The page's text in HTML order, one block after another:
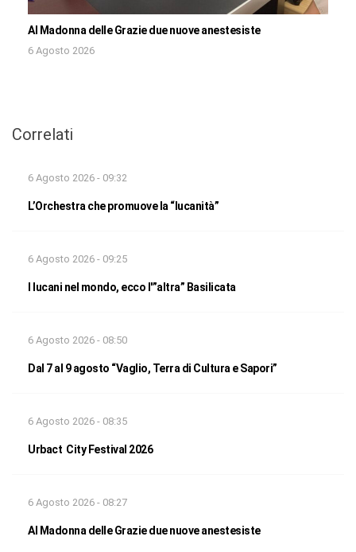
Al Madonna delle Grazie due nuove anestesiste
6 Agosto 2026
Correlati
6 Agosto 2026 - 09:32
L’Orchestra che promuove la “lucanità”
6 Agosto 2026 - 09:25
I lucani nel mondo, ecco l'”altra” Basilicata
6 Agosto 2026 - 08:50
Dal 7 al 9 agosto “Vaglio, Terra di Cultura e Sapori”
6 Agosto 2026 - 08:35
Urbact City Festival 2026
6 Agosto 2026 - 08:27
Al Madonna delle Grazie due nuove anestesiste